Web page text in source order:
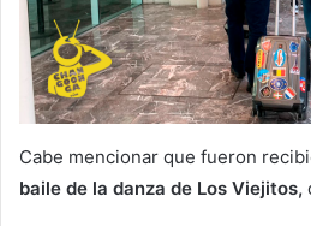
Cabe mencionar que fueron
baile de la danza de Los Viejitos,